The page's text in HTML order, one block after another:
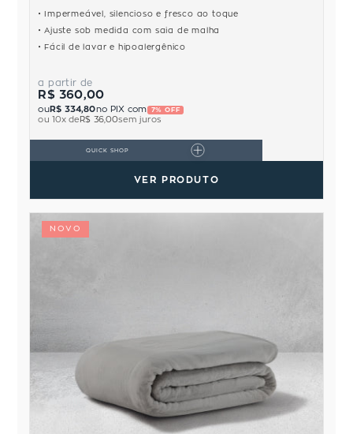
Impermeável, silencioso e fresco ao toque
Ajuste sob medida com saia de malha
Fácil de lavar e hipoalergênico
a partir de
R$ 360,00
ouR$ 334,80no PIX com 7% OFF
ou 10x de R$ 36,00sem juros
QUICK SHOP
VER PRODUTO
NOVO